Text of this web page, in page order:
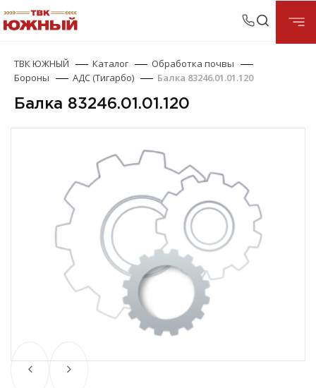
ТВК ЮЖНЫЙ Каталог
Обработка почвы
Бороны
АДС (Тигарбо) Балка 83246.01.01.120
Балка 83246.01.01.120